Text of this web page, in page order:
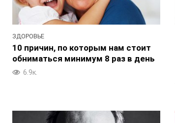
ЗДОРОВЬЕ
10 причин, по которым нам стоит
обниматься минимум 8 раз в день
6.9к.